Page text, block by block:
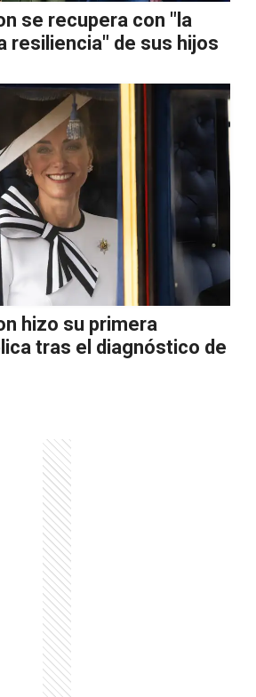
se recupera con "la
resiliencia" de sus hijos
hizo su primera
tras el diagnóstico de